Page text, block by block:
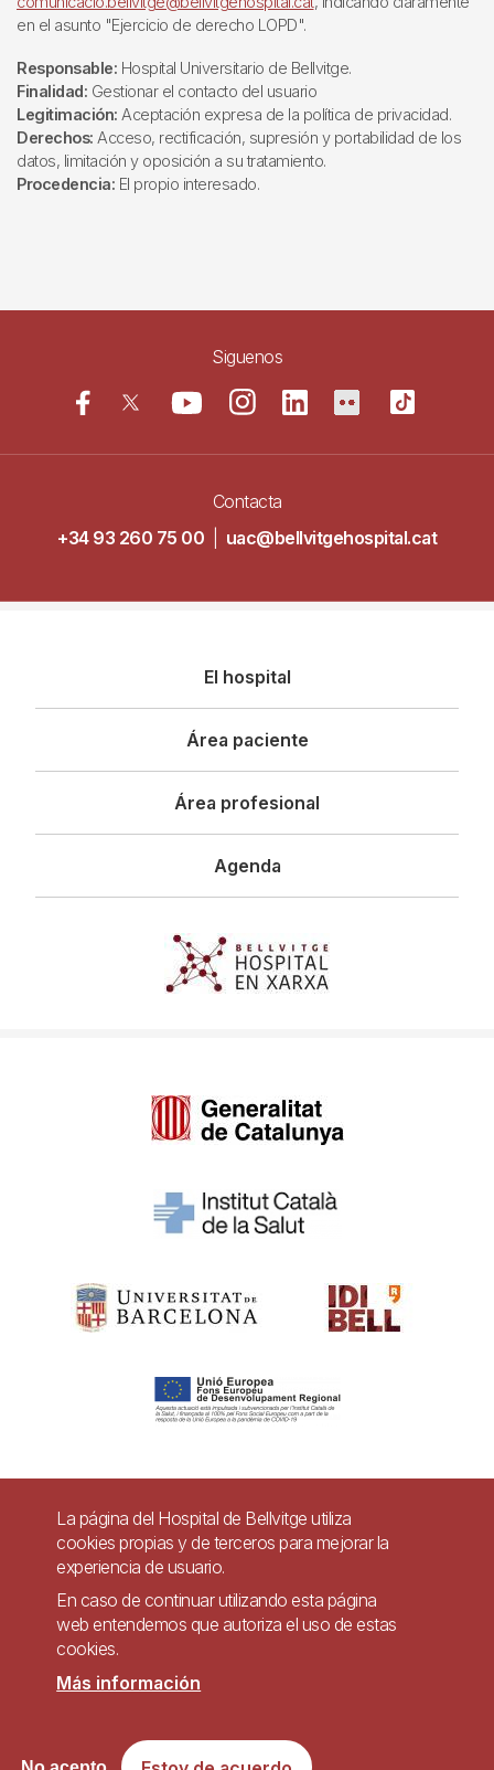
en el asunto "Ejercicio de derecho LOPD".
Responsable: Hospital Universitario de Bellvitge.
Finalidad: Gestionar el contacto del usuario
Legitimación: Aceptación expresa de la política de privacidad.
Derechos: Acceso, rectificación, supresión y portabilidad de los
datos, limitación y oposición a su tratamiento.
Procedencia: El propio interesado.
Siguenos
Contacta
+34 93 260 75 00
uac@bellvitgehospital.cat
principal
El hospital
Área paciente
Área profesional
Agenda
Pie
página
Contacto
Accesibilidad
Política de Privacidad de Sistemas de Videovigilancia
Sitio web accesible de conformidad con el Real Decreto 1112/2018, de 7 de
septiembre, sobre accesibilidad de los sitios web y aplicaciones para
La página del Hospital de Bellvitge utiliza
cookies propias y de terceros para mejorar la
experiencia de usuario.
En caso de continuar utilizando esta página
web entendemos que autoriza el uso de estas
cookies.
Más información